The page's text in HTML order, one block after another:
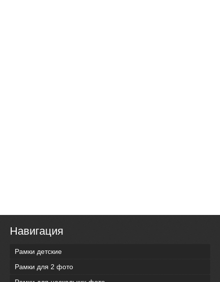
Навигация
Рамки детские
Рамки для 2 фото